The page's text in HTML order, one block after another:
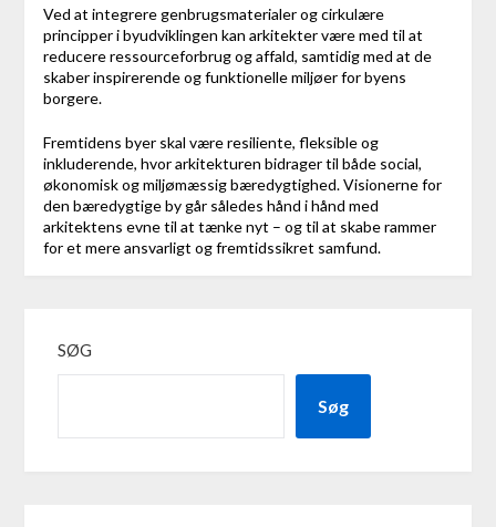
Ved at integrere genbrugsmaterialer og cirkulære
principper i byudviklingen kan arkitekter være med til at
reducere ressourceforbrug og affald, samtidig med at de
skaber inspirerende og funktionelle miljøer for byens
borgere.
Fremtidens byer skal være resiliente, fleksible og
inkluderende, hvor arkitekturen bidrager til både social,
økonomisk og miljømæssig bæredygtighed. Visionerne for
den bæredygtige by går således hånd i hånd med
arkitektens evne til at tænke nyt – og til at skabe rammer
for et mere ansvarligt og fremtidssikret samfund.
SØG
Søg